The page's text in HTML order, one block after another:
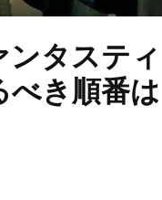
ンタステ
べき順番